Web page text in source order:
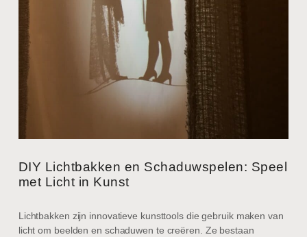
DIY Lichtbakken en Schaduwspelen: Speel
met Licht in Kunst
Lichtbakken zijn innovatieve kunsttools die gebruik maken van
licht om beelden en schaduwen te creëren. Ze bestaan